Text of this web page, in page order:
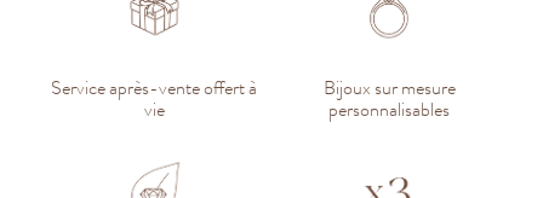
Service après-vente offert à
vie
Bijoux sur mesure
personnalisables